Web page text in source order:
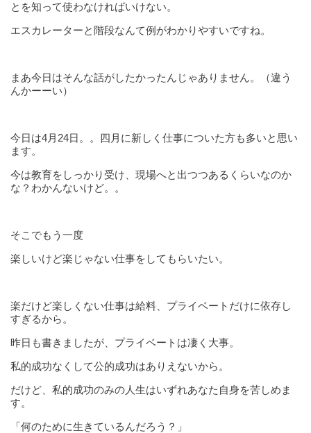
とを知って使わなければいけない。
エスカレーターと階段なんて例がわかりやすいですね。
まあ今日はそんな話がしたかったんじゃありません。（違う
んかーーい）
今日は4月24日。。四月に新しく仕事についた方も多いと思い
ます。
今は教育をしっかり受け、現場へと出つつあるくらいなのか
な？わかんないけど。。
そこでもう一度
楽しいけど楽じゃない仕事をしてもらいたい。
楽だけど楽しくない仕事は給料、プライベートだけに依存し
すぎるから。
昨日も書きましたが、プライベートは凄く大事。
私的成功なくして公的成功はありえないから。
だけど、私的成功のみの人生はいずれあなた自身を苦しめま
す。
「何のために生きているんだろう？」